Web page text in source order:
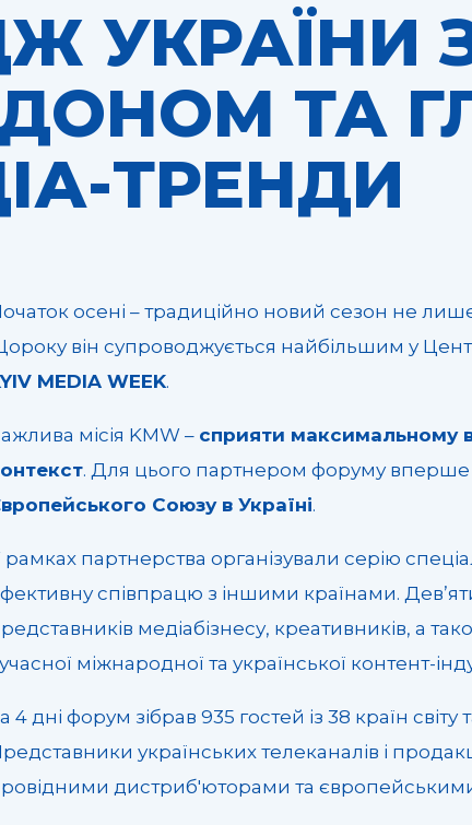
УКРАЇНИ
ТА
ТРЕНДИ
осені – традиційно новий сезон не
він супроводжується найбільшим у
MEDIA WEEK.
місія KMW – сприяти максимальному
. Для цього партнером форуму вперше
Союзу в Україні.
рамках партнерства організували серію
співпрацю з іншими країнами.
медіабізнесу, креативників, а
міжнародної та української контент-
4 дні форум зібрав 935 гостей із 38 країн
українських телеканалів і
дистриб'юторами та